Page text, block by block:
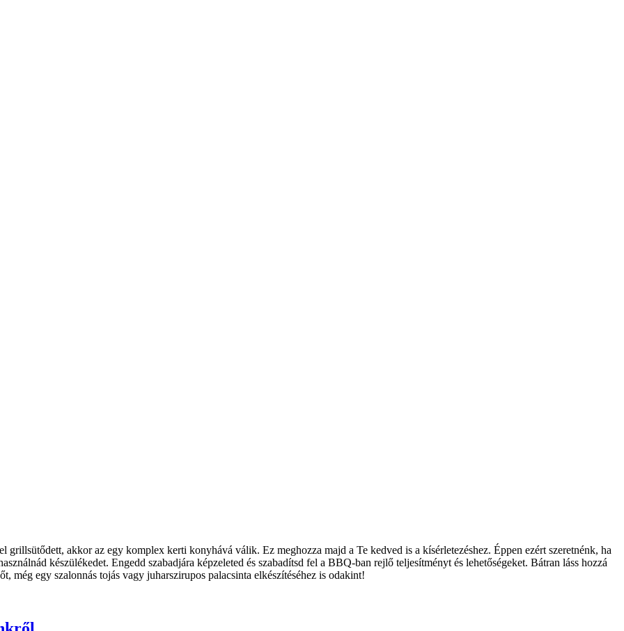
akkor az egy komplex kerti konyhává válik. Ez meghozza majd a Te kedved is a kísérletezéshez. Éppen ezért szeretnénk, ha
készülékedet. Engedd szabadjára képzeleted és szabadítsd fel a BBQ-ban rejlő teljesítményt és lehetőségeket. Bátran láss hozzá
még egy szalonnás tojás vagy juharszirupos palacsinta elkészítéséhez is odakint!